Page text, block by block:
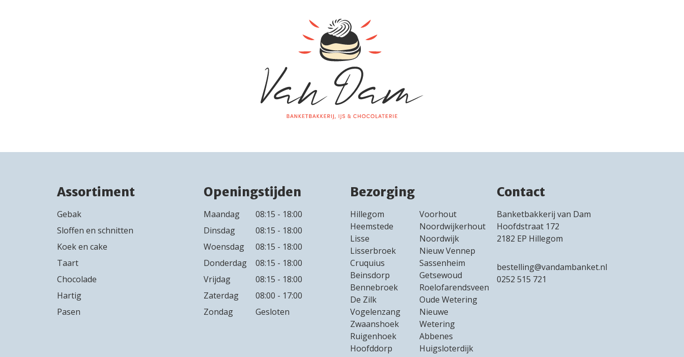
Assortiment
Gebak
Sloffen en schnitten
Koek en cake
Taart
Chocolade
Hartig
Pasen
Openingstijden
Maandag
08:15 - 18:00
Dinsdag
08:15 - 18:00
Woensdag
08:15 - 18:00
Donderdag
08:15 - 18:00
Vrijdag
08:15 - 18:00
Zaterdag
08:00 - 17:00
Zondag
Gesloten
Bezorging
Hillegom
Heemstede
Lisse
Lisserbroek
Cruquius
Beinsdorp
Bennebroek
De Zilk
Vogelenzang
Zwaanshoek
Ruigenhoek
Hoofddorp
Voorhout
Noordwijkerhout
Noordwijk
Nieuw Vennep
Sassenheim
Getsewoud
Roelofarendsveen
Oude Wetering
Nieuwe
Wetering
Abbenes
Huigsloterdijk
Contact
Banketbakkerij van Dam
Hoofdstraat 172
2182 EP Hillegom
bestelling@vandambanket.nl
0252 515 721